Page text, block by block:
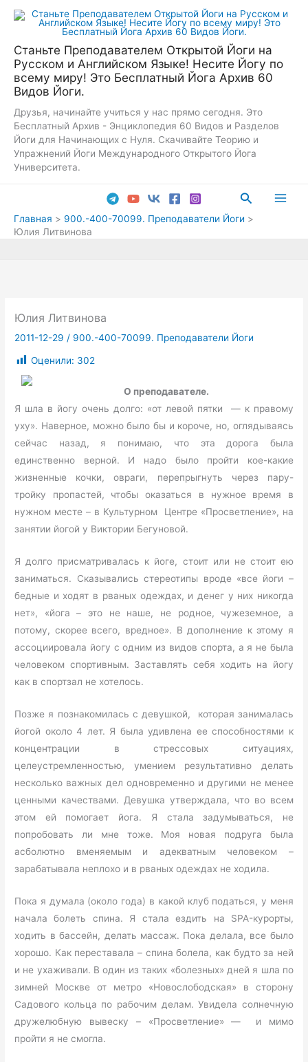
Перейти
Станьте Преподавателем Открытой Йоги на
Русском и Английском Языке! Несите Йогу по
всему миру! Это Бесплатный Йога Архив 60
Видов Йоги.
Друзья, начинайте учиться у нас прямо сегодня. Это
Бесплатный Архив - Энциклопедия 60 Видов и Разделов
Йоги для Начинающих с Нуля. Скачивайте Теорию и
Упражнений Йоги Международного Открытого Йога
Университета.
Поиск
Главная
900.-400-70099. Преподаватели Йоги
Юлия Литвинова
Юлия Литвинова
2011-12-29 / 900.-400-70099. Преподаватели Йоги
Оценили: 302
О преподавателе.
Я шла в йогу очень долго: «от левой пятки — к правому
уху». Наверное, можно было бы и короче, но, оглядываясь
сейчас назад, я понимаю, что эта дорога была
единственно верной. И надо было пройти кое-какие
жизненные кочки, овраги, перепрыгнуть через пару-
тройку пропастей, чтобы оказаться в нужное время в
нужном месте – в Культурном Центре «Просветление», на
занятии йогой у Виктории Бегуновой.
Я долго присматривалась к йоге, стоит или не стоит ею
заниматься. Сказывались стереотипы вроде «все йоги –
бедные и ходят в рваных одеждах, и денег у них никогда
нет», «йога – это не наше, не родное, чужеземное, а
потому, скорее всего, вредное». В дополнение к этому я
ассоциировала йогу с одним из видов спорта, а я не была
человеком спортивным. Заставлять себя ходить на йогу
как в спортзал не хотелось.
Позже я познакомилась с девушкой, которая занималась
йогой около 4 лет. Я была удивлена ее способностями к
концентрации в стрессовых ситуациях,
целеустремленностью, умением результативно делать
несколько важных дел одновременно и другими не менее
ценными качествами. Девушка утверждала, что во всем
этом ей помогает йога. Я стала задумываться, не
попробовать ли мне тоже. Моя новая подруга была
асболютно вменяемым и адекватным человеком –
зарабатывала неплохо и в рваных одеждах не ходила.
Пока я думала (около года) в какой клуб податься, у меня
начала болеть спина. Я стала ездить на SPA-курорты,
ходить в бассейн, делать массаж. Пока делала, все было
хорошо. Как переставала – спина болела, как будто за ней
и не ухаживали. В один из таких «болезных» дней я шла по
зимней Москве от метро «Новослободская» в сторону
Садового кольца по рабочим делам. Увидела солнечную
дружелюбную вывеску – «Просветление» — и мимо
пройти я не смогла.